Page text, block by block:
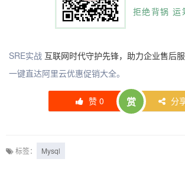
拒绝背锅 运
SRE实战 互联网时代守护先锋，助力企业售后服
一键直达阿里云优惠促销大全。
赞 0 赏 分
标签： Mysql